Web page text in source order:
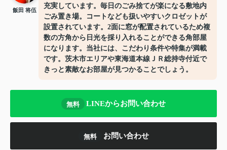
飯田 将伍
充実しています。毎日のごみ捨てが楽になる敷地内
ごみ置き場。コートなども扱いやすいクロゼットが
設置されています。2面に窓が配置されているため複
数の方角から日光を採り入れることができる角部屋
になります。当社には、こだわり条件や特集が満載
です。茨木市エリアや東海道本線ＪＲ総持寺付近で
きっと素敵なお部屋が見つかることでしょう。
無料 LINEからお問い合わせ
無料 お問い合わせ